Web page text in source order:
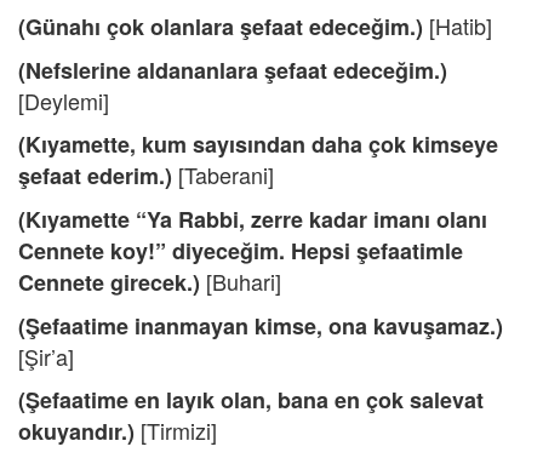
(Günahı çok olanlara şefaat edeceğim.) [Hatib]
(Nefslerine aldananlara şefaat edeceğim.)
[Deylemi]
(Kıyamette, kum sayısından daha çok kimseye
şefaat ederim.) [Taberani]
(Kıyamette “Ya Rabbi, zerre kadar imanı olanı
Cennete koy!” diyeceğim. Hepsi şefaatimle
Cennete girecek.) [Buhari]
(Şefaatime inanmayan kimse, ona kavuşamaz.)
[Şir’a]
(Şefaatime en layık olan, bana en çok salevat
okuyandır.) [Tirmizi]